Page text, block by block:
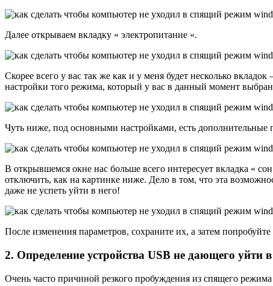
Далее открываем вкладку « электропитание «.
Скорее всего у вас так же как и у меня будет несколько
настройки того режима, который у вас в данный момент
Чуть ниже, под основными настройками, есть дополнительные
В открывшемся окне нас больше всего интересует вкладка «
отключить, как на картинке ниже. Дело в том, что эта
даже не успеть уйти в него!
После изменения параметров, сохраните их, а затем
2. Определение устройства USB не дающего уйти
Очень часто причиной резкого пробуждения из спящего